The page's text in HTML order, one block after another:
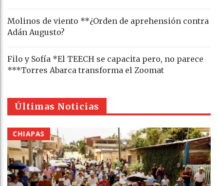
Molinos de viento **¿Orden de aprehensión contra
Adán Augusto?
Filo y Sofía *El TEECH se capacita pero, no parece
***Torres Abarca transforma el Zoomat
Últimas Noticias
CHIAPAS